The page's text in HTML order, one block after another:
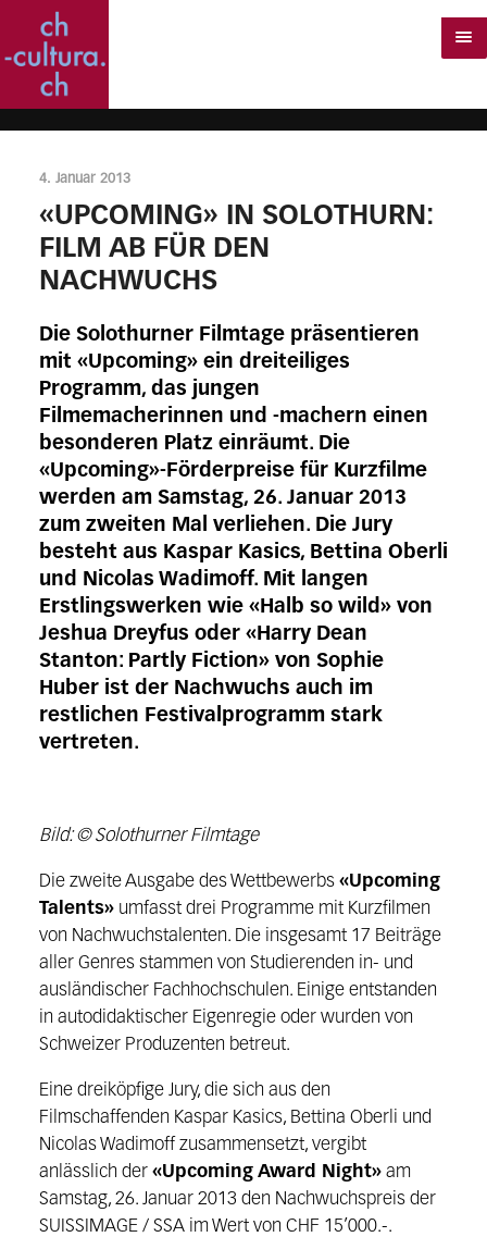
4. Januar 2013
«UPCOMING» IN SOLOTHURN:
FILM AB FÜR DEN
NACHWUCHS
Die Solothurner Filmtage präsentieren
mit «Upcoming» ein dreiteiliges
Programm, das jungen
Filmemacherinnen und -machern einen
besonderen Platz einräumt. Die
«Upcoming»-Förderpreise für Kurzfilme
werden am Samstag, 26. Januar 2013
zum zweiten Mal verliehen. Die Jury
besteht aus Kaspar Kasics, Bettina Oberli
und Nicolas Wadimoff. Mit langen
Erstlingswerken wie «Halb so wild» von
Jeshua Dreyfus oder «Harry Dean
Stanton: Partly Fiction» von Sophie
Huber ist der Nachwuchs auch im
restlichen Festivalprogramm stark
vertreten.
Bild: © Solothurner Filmtage
Die zweite Ausgabe des Wettbewerbs «Upcoming
Talents»umfasst drei Programme mit Kurzfilmen
von Nachwuchstalenten. Die insgesamt 17 Beiträge
aller Genres stammen von Studierenden in- und
ausländischer Fachhochschulen. Einige entstanden
in autodidaktischer Eigenregie oder wurden von
Schweizer Produzenten betreut.
Eine dreiköpfige Jury, die sich aus den
Filmschaffenden Kaspar Kasics, Bettina Oberli und
Nicolas Wadimoff zusammensetzt, vergibt
anlässlich der «Upcoming Award Night»am
Samstag, 26. Januar 2013 den Nachwuchspreis der
SUISSIMAGE / SSA im Wert von CHF 15’000.-.